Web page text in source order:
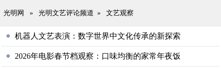
光明网 » 光明文艺评论频道 » 文艺观察
机器人文艺表演：数字世界中文化传承的新探索
2026年电影春节档观察：口味均衡的家常年夜饭